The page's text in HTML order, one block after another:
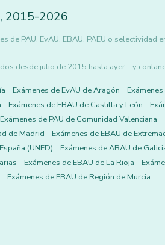
, 2015-2026
de PAU, EvAU, EBAU, PAEU o selectividad
desde julio de 2015 hasta ayer... y
Exámenes de EvAU de Aragón
Exámenes de EBAU de Castilla y León
Exámenes de PAU de Comunidad Valenciana
de Madrid
Exámenes de EBAU de
(UNED)
Exámenes de ABAU de
Exámenes de EBAU de La Rioja
Exámenes de EBAU de Región de Murcia